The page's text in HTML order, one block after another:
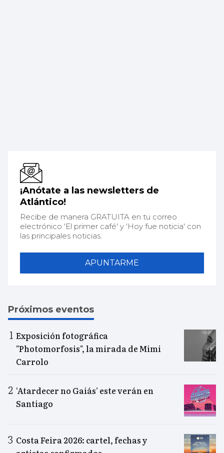
¡Anótate a las newsletters de
Atlántico!
Recibe de manera GRATUITA en tu correo
electrónico 'El primer café' y 'Hoy fue noticia' con
las principales noticias.
APUNTARME
Próximos eventos
Exposición fotográfica
"Photomorfosis", la mirada de Mimi
Carrolo
‘Atardecer no Gaiás’ este verán en
Santiago
Costa Feira 2026: cartel, fechas y